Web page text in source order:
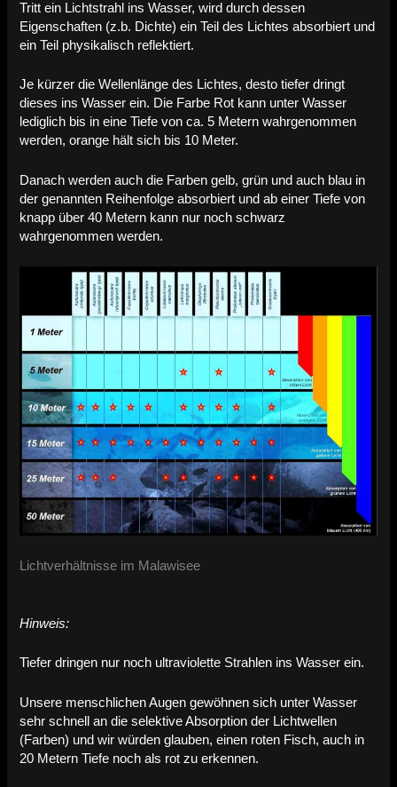
Tritt ein Lichtstrahl ins Wasser, wird durch dessen
Eigenschaften (z.b. Dichte) ein Teil des Lichtes absorbiert und
ein Teil physikalisch reflektiert.
Je kürzer die Wellenlänge des Lichtes, desto tiefer dringt
dieses ins Wasser ein. Die Farbe Rot kann unter Wasser
lediglich bis in eine Tiefe von ca. 5 Metern wahrgenommen
werden, orange hält sich bis 10 Meter.
Danach werden auch die Farben gelb, grün und auch blau in
der genannten Reihenfolge absorbiert und ab einer Tiefe von
knapp über 40 Metern kann nur noch schwarz
wahrgenommen werden.
Lichtverhältnisse im Malawisee
Hinweis:
Tiefer dringen nur noch ultraviolette Strahlen ins Wasser ein.
Unsere menschlichen Augen gewöhnen sich unter Wasser
sehr schnell an die selektive Absorption der Lichtwellen
(Farben) und wir würden glauben, einen roten Fisch, auch in
20 Metern Tiefe noch als rot zu erkennen.